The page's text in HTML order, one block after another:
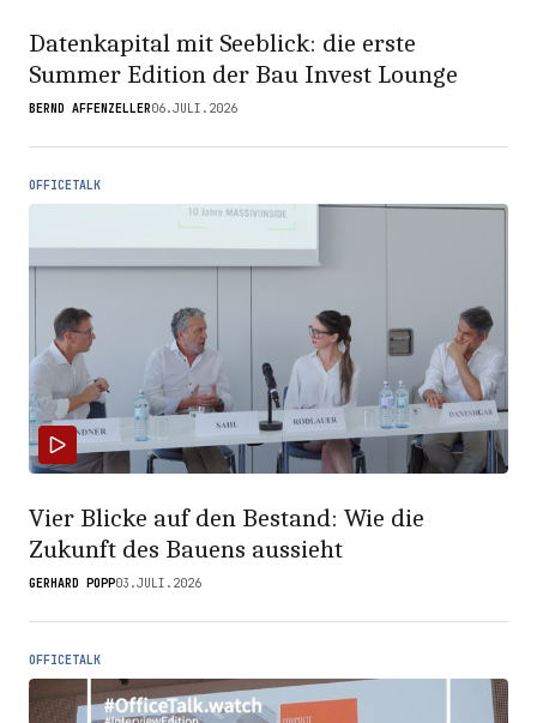
Datenkapital mit Seeblick: die erste
Summer Edition der Bau Invest Lounge
BERND AFFENZELLER06.JULI.2026
OFFICETALK
Vier Blicke auf den Bestand: Wie die
Zukunft des Bauens aussieht
GERHARD POPP03.JULI.2026
OFFICETALK